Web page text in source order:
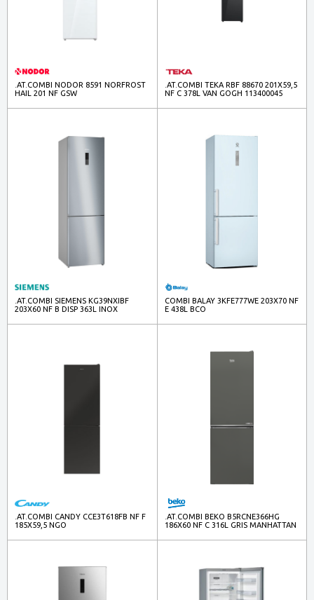
.AT.COMBI NODOR 8591 NORFROST
HAIL 201 NF GSW
.AT.COMBI TEKA RBF 88670 201X59,5
NF C 378L VAN GOGH 113400045
.AT.COMBI SIEMENS KG39NXIBF
203X60 NF B DISP 363L INOX
COMBI BALAY 3KFE777WE 203X70 NF
E 438L BCO
.AT.COMBI CANDY CCE3T618FB NF F
185X59,5 NGO
.AT.COMBI BEKO B5RCNE366HG
186X60 NF C 316L GRIS MANHATTAN